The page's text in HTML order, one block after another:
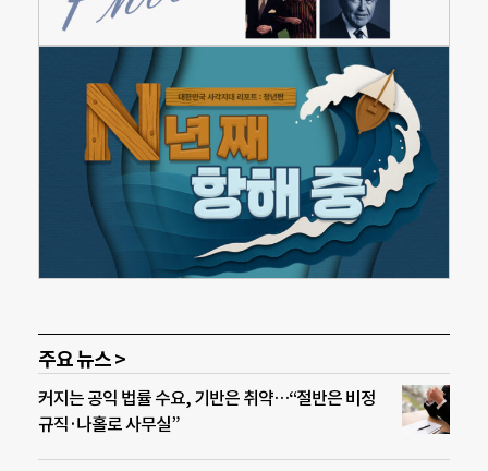
주요 뉴스 >
커지는 공익 법률 수요, 기반은 취약…“절반은 비정
규직·나홀로 사무실”